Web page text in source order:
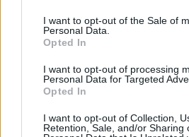
I want to opt-out of the Sale of
Personal Data.
Opted In
I want to opt-out of processing
Personal Data for Targeted
Opted In
I want to opt-out of Collection,
Retention, Sale, and/or Sharing
της «ημέρας
οργανώσεων